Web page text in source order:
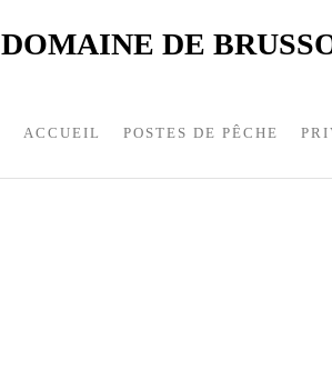
DOMAINE DE
ACCUEIL POSTES DE PÊCHE